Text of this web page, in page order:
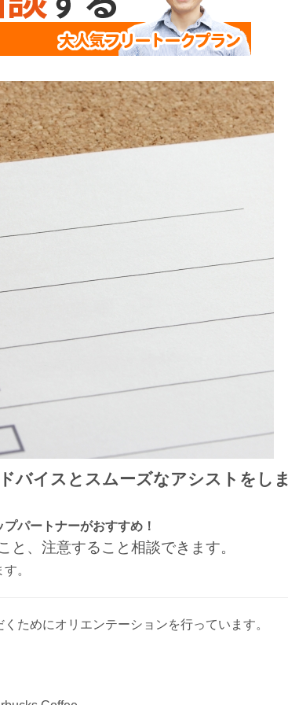
バイスとスムーズなアシストをしま
パートナーがおすすめ！
、注意すること相談できます。
。
ためにオリエンテーションを行っています。